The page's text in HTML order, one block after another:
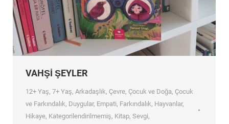
VAHŞİ ŞEYLER
12+ Yaş, 7+ Yaş, Arkadaşlık, Çevre, Çocuk ve Doğa, Çocuk
ve Farkındalık, Duygular, Empati, Farkındalık, Hayvanlar,
Hikaye, Kategorilendirilmemiş, Kitap, Sevgi,